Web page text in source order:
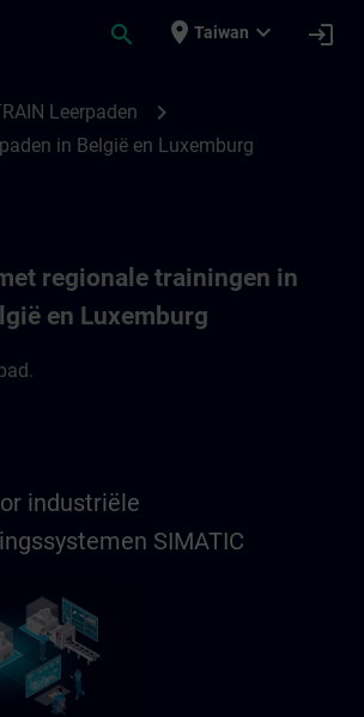
search place Taiwan expand_more login
Leerpaden chevron_right
in België en Luxemburg
regionale trainingen in
en Luxemburg
industriële
SIMATIC